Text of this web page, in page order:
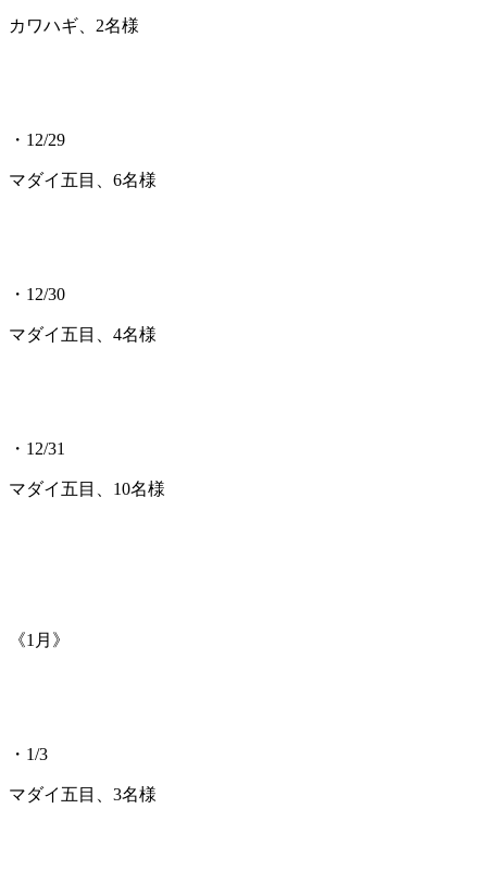
カワハギ、2名様
・12/29
マダイ五目、6名様
・12/30
マダイ五目、4名様
・12/31
マダイ五目、10名様
《1月》
・1/3
マダイ五目、3名様